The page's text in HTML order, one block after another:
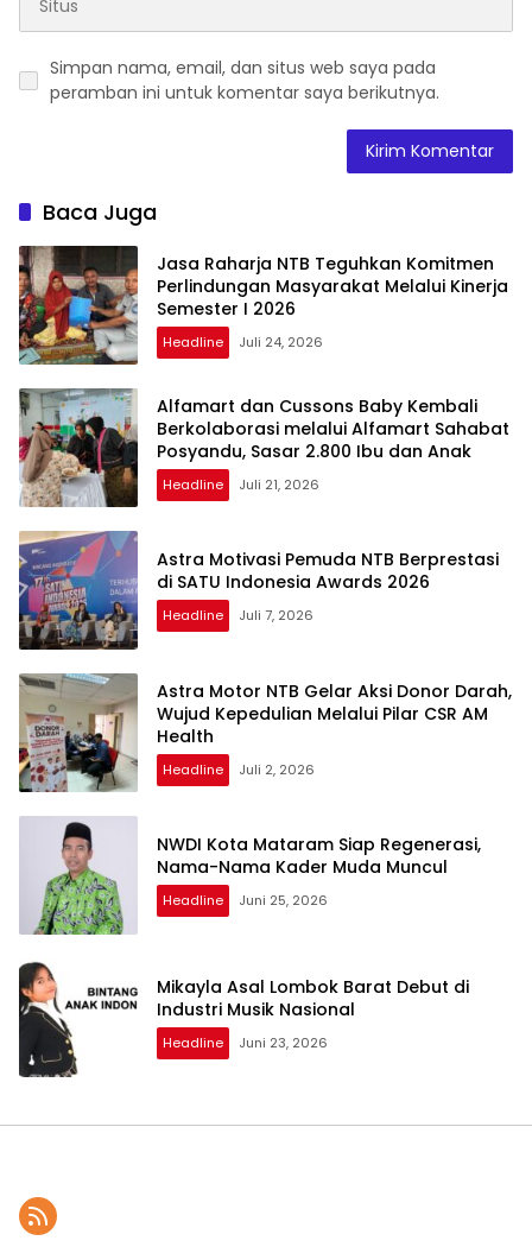
Simpan nama, email, dan situs web saya pada
peramban ini untuk komentar saya berikutnya.
Baca Juga
Jasa Raharja NTB Teguhkan Komitmen
Perlindungan Masyarakat Melalui Kinerja
Semester I 2026
Headline Juli 24, 2026
Alfamart dan Cussons Baby Kembali
Berkolaborasi melalui Alfamart Sahabat
Posyandu, Sasar 2.800 Ibu dan Anak
Headline Juli 21, 2026
Astra Motivasi Pemuda NTB Berprestasi
di SATU Indonesia Awards 2026
Headline Juli 7, 2026
Astra Motor NTB Gelar Aksi Donor Darah,
Wujud Kepedulian Melalui Pilar CSR AM
Health
Headline Juli 2, 2026
NWDI Kota Mataram Siap Regenerasi,
Nama-Nama Kader Muda Muncul
Headline Juni 25, 2026
Mikayla Asal Lombok Barat Debut di
Industri Musik Nasional
Headline Juni 23, 2026